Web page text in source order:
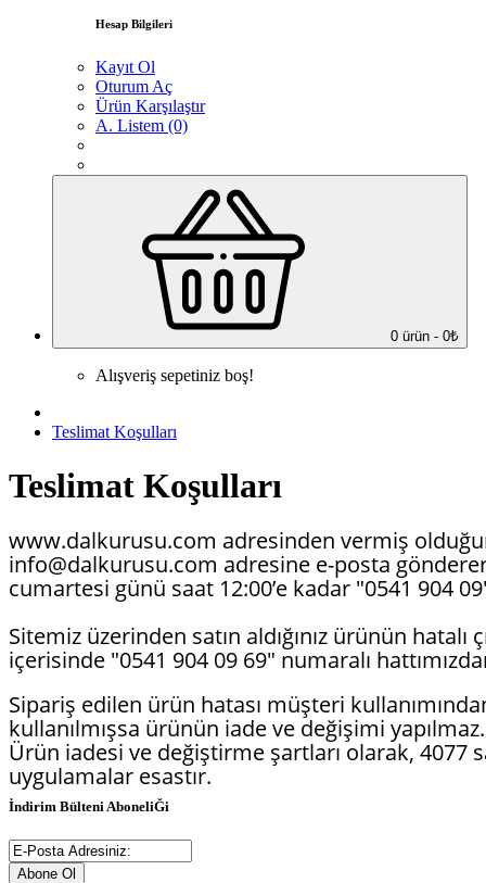
Hesap Bilgileri
Kayıt Ol
Oturum Aç
Ürün Karşılaştır
A. Listem (0)
0 ürün - 0₺
Alışveriş sepetiniz boş!
Teslimat Koşulları
Teslimat Koşulları
www.dalkurusu.com adresinden vermiş
info@dalkurusu.com adresine e-posta
cumartesi günü saat 12:00’e kadar "0541 904
Sitemiz üzerinden satın aldığınız ürünün
içerisinde "0541 904 09 69" numaralı
Sipariş edilen ürün hatası müşteri
kullanılmışsa ürünün iade ve değişimi yapılmaz.
Ürün iadesi ve değiştirme şartları olarak, 4077
uygulamalar esastır.
İndirim Bülteni AboneliĞi
Abone Ol